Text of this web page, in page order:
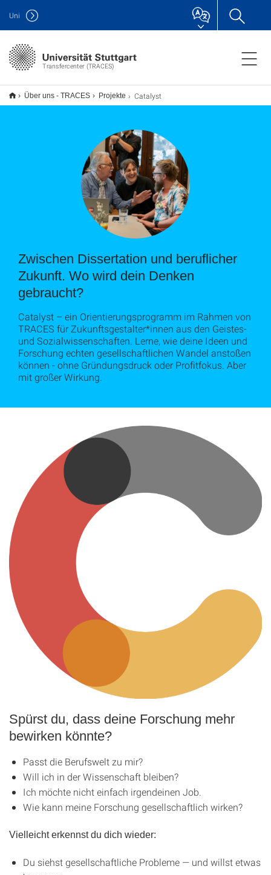
Transfercenter (TRACES)
Uni
Über uns - TRACES Projekte Catalyst
Zwischen Dissertation und beruflicher
Zukunft. Wo wird dein Denken
gebraucht?
Catalyst – ein Orientierungsprogramm im Rahmen von
TRACES für Zukunftsgestalter*innen aus den Geistes-
und Sozialwissenschaften. Lerne, wie deine Ideen und
Forschung echten gesellschaftlichen Wandel anstoßen
können - ohne Gründungsdruck oder Profitfokus. Aber
mit großer Wirkung.
Spürst du, dass deine Forschung mehr
bewirken könnte?
Passt die Berufswelt zu mir?
Will ich in der Wissenschaft bleiben?
Ich möchte nicht einfach irgendeinen Job.
Wie kann meine Forschung gesellschaftlich wirken?
Vielleicht erkennst du dich wieder:
Du siehst gesellschaftliche Probleme — und willst etwas